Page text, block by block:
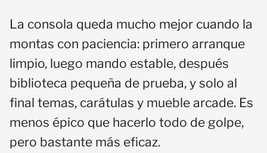
La consola queda mucho mejor cuando la
montas con paciencia: primero arranque
limpio, luego mando estable, después
biblioteca pequeña de prueba, y solo al
final temas, carátulas y mueble arcade. Es
menos épico que hacerlo todo de golpe,
pero bastante más eficaz.